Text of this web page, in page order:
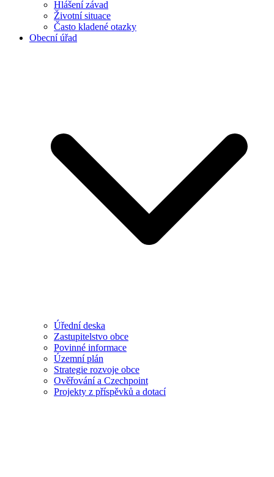
Hlášení závad
Životní situace
Často kladené otazky
Obecní úřad
Úřední deska
Zastupitelstvo obce
Povinné informace
Územní plán
Strategie rozvoje obce
Ověřování a Czechpoint
Projekty z příspěvků a dotací